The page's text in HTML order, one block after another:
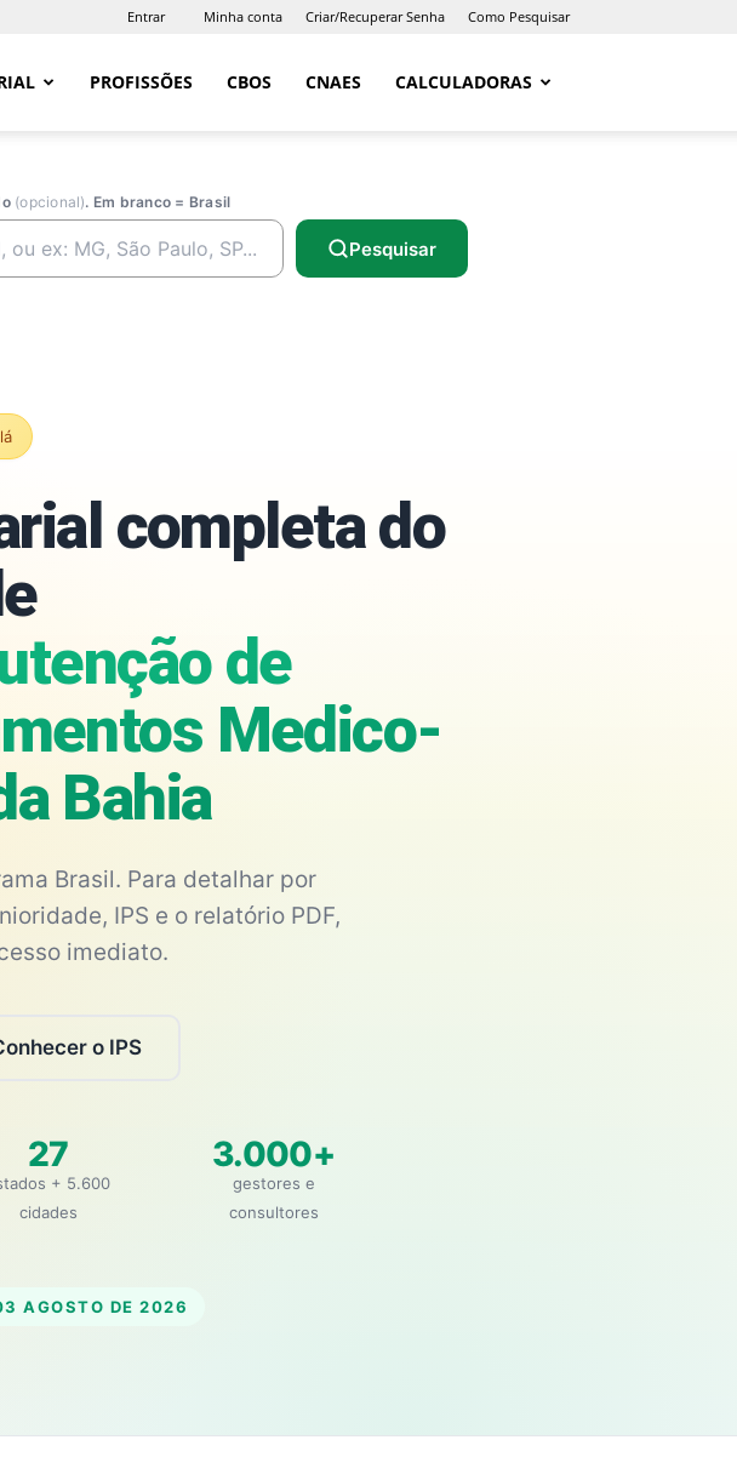
Entrar Minha conta Criar/Recuperar Senha Como Pesquisar
PROFISSÕES CBOS CNAES CALCULADORAS
(opcional). Em branco = Brasil
Pesquisar
completa do
de
Medico-
Bahia
Brasil. Para detalhar por
IPS e o relatório PDF,
imediato.
o IPS
27
+ 5.600
cidades
3.000+
gestores e
consultores
AGOSTO DE 2026